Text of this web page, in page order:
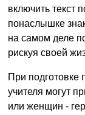
включить текст
понаслышке
на самом деле
рискуя своей
При подготовке
учителя могут
или женщин -